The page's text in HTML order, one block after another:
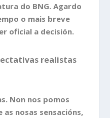
do BNG. Agardo
o mais breve
oficial a decisión.
realistas
Non nos pomos
nosas sensacións,